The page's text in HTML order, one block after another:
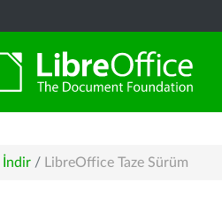
İndir / LibreOffice Taze Sürüm